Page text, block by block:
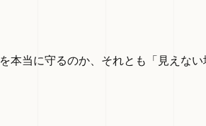
本当に守るのか、それとも「見えな